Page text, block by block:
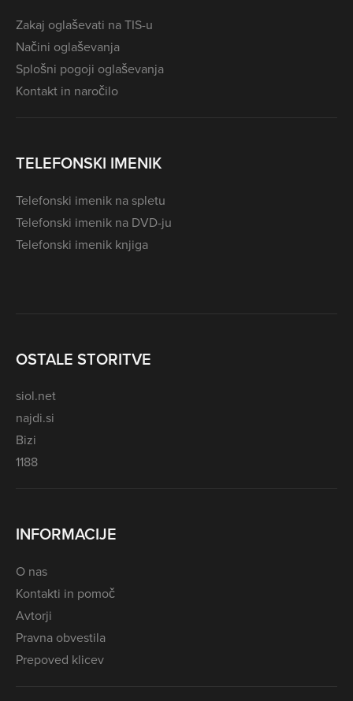
Zakaj oglaševati na TIS-u
Načini oglaševanja
Splošni pogoji oglaševanja
Kontakt in naročilo
TELEFONSKI IMENIK
Telefonski imenik na spletu
Telefonski imenik na DVD-ju
Telefonski imenik knjiga
OSTALE STORITVE
siol.net
najdi.si
Bizi
1188
INFORMACIJE
O nas
Kontakti in pomoč
Avtorji
Pravna obvestila
Prepoved klicev